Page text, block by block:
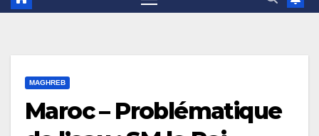
MAGHREB
Maroc – Problématique